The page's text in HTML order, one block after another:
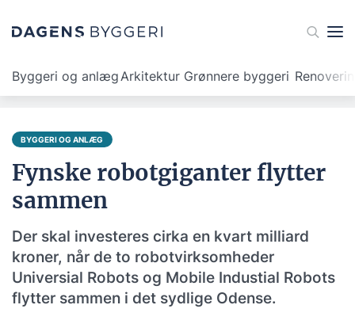
Byggeri og anlægArkitektur Grønnere byggeri
BYGGERI OG ANLÆG
Fynske robotgiganter flytter
sammen
Der skal investeres cirka en kvart milliard
kroner, når de to robotvirksomheder
Universial Robots og Mobile Industial Robots
flytter sammen i det sydlige Odense.